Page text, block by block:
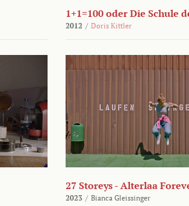
1+1=100 oder Die Schule
2012 / Doris Kittler
27 Storeys - Alterlaa
2023 / Bianca Gleissinger